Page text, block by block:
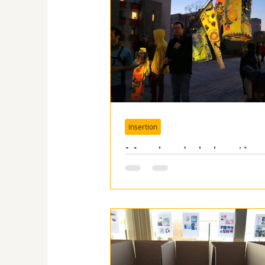
Bénévoles Contact
SI : RDCongo SI :
SI Roumanie - ADMR
Marche de la lumière
Mureaux
Insertion